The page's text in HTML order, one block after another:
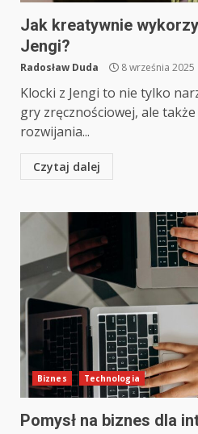
Jak kreatywnie
Jengi?
Radosław Duda 8 września 2025
Klocki z Jengi to nie tylko
gry zręcznościowej, ale
rozwijania...
Czytaj dalej
Biznes Technologia
Pomysł na biznes dla